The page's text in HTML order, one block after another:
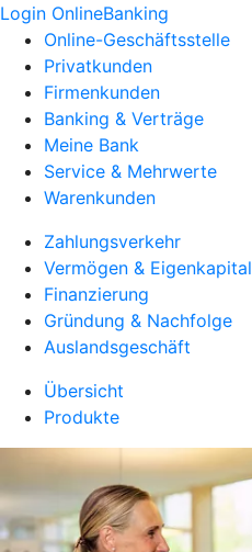
Login OnlineBanking
Online-Geschäftsstelle
Privatkunden
Firmenkunden
Banking & Verträge
Meine Bank
Service & Mehrwerte
Warenkunden
Zahlungsverkehr
Vermögen & Eigenkapital
Finanzierung
Gründung & Nachfolge
Auslandsgeschäft
Übersicht
Produkte